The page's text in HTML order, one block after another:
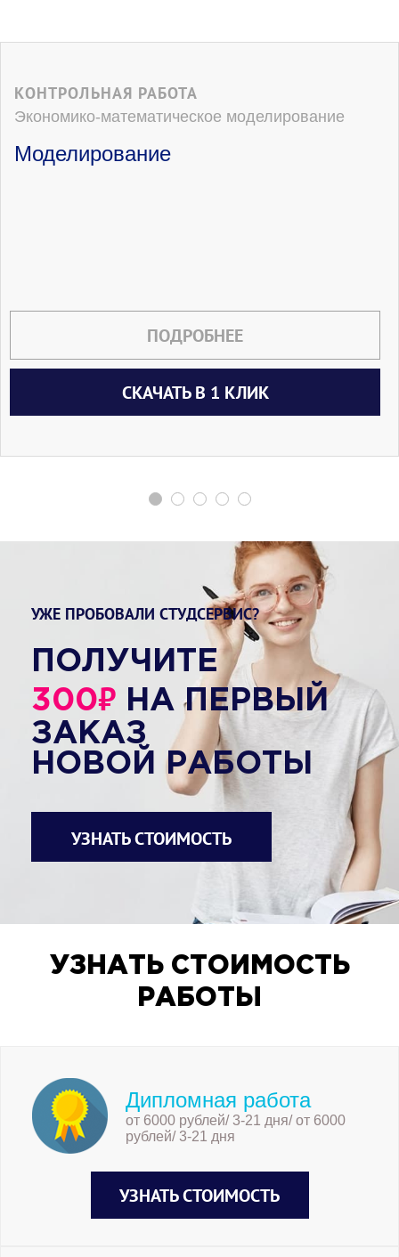
КОНТРОЛЬНАЯ РАБОТА
Экономико-математическое моделирование
Моделирование
ПОДРОБНЕЕ
СКАЧАТЬ В 1 КЛИК
УЖЕ ПРОБОВАЛИ СТУДСЕРВИС?
ПОЛУЧИТЕ
300₽ НА ПЕРВЫЙ
ЗАКАЗ
НОВОЙ РАБОТЫ
УЗНАТЬ СТОИМОСТЬ
УЗНАТЬ СТОИМОСТЬ
РАБОТЫ
Дипломная работа
от 6000 рублей/ 3-21 дня/ от 6000
рублей/ 3-21 дня
УЗНАТЬ СТОИМОСТЬ